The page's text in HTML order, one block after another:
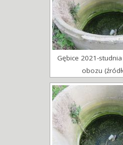
Gębice 2021-
obozu